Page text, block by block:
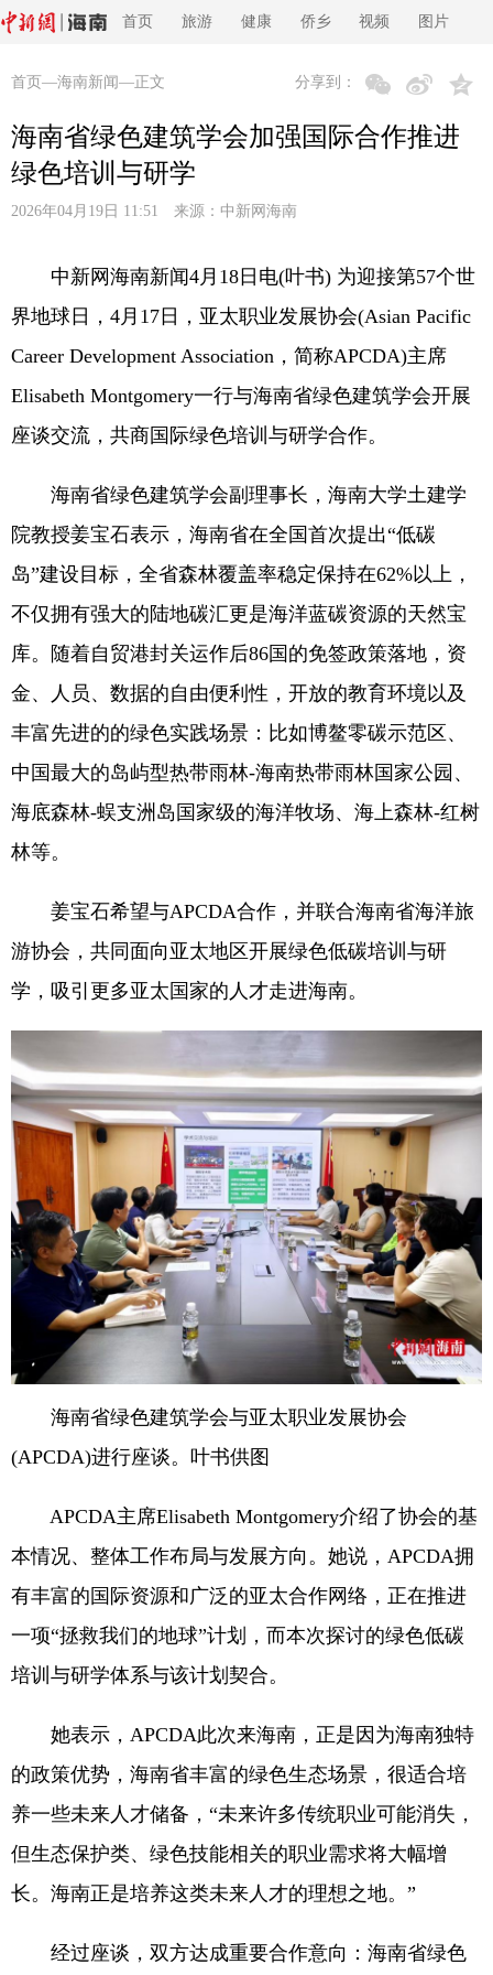
首页 旅游 健康 侨乡 视频 图片
首页 —海南新闻—正文 分享到：
海南省绿色建筑学会加强国际合作推进
绿色培训与研学
2026年04月19日 11:51 来源： 中新网海南
中新网海南新闻4月18日电(叶书) 为迎接第57个世
界地球日，4月17日，亚太职业发展协会(Asian Pacific
Career Development Association，简称APCDA)主席
Elisabeth Montgomery一行与海南省绿色建筑学会开展
座谈交流，共商国际绿色培训与研学合作。
海南省绿色建筑学会副理事长，海南大学土建学
院教授姜宝石表示，海南省在全国首次提出“低碳
岛”建设目标，全省森林覆盖率稳定保持在62%以上，
不仅拥有强大的陆地碳汇更是海洋蓝碳资源的天然宝
库。随着自贸港封关运作后86国的免签政策落地，资
金、人员、数据的自由便利性，开放的教育环境以及
丰富先进的的绿色实践场景：比如博鳌零碳示范区、
中国最大的岛屿型热带雨林-海南热带雨林国家公园、
海底森林-蜈支洲岛国家级的海洋牧场、海上森林-红树
林等。
姜宝石希望与APCDA合作，并联合海南省海洋旅
游协会，共同面向亚太地区开展绿色低碳培训与研
学，吸引更多亚太国家的人才走进海南。
海南省绿色建筑学会与亚太职业发展协会
(APCDA)进行座谈。叶书供图
APCDA主席Elisabeth Montgomery介绍了协会的基
本情况、整体工作布局与发展方向。她说，APCDA拥
有丰富的国际资源和广泛的亚太合作网络，正在推进
一项“拯救我们的地球”计划，而本次探讨的绿色低碳
培训与研学体系与该计划契合。
她表示，APCDA此次来海南，正是因为海南独特
的政策优势，海南省丰富的绿色生态场景，很适合培
养一些未来人才储备，“未来许多传统职业可能消失，
但生态保护类、绿色技能相关的职业需求将大幅增
长。海南正是培养这类未来人才的理想之地。”
经过座谈，双方达成重要合作意向：海南省绿色